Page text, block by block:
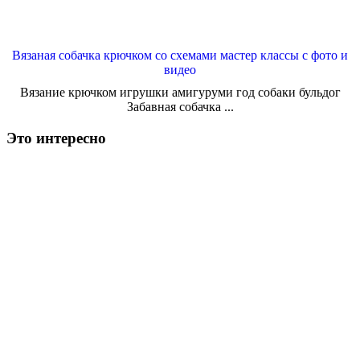
Вязаная собачка крючком со схемами мастер классы с фото и
видео
Вязание крючком игрушки амигуруми год собаки бульдог
Забавная собачка ...
Это интересно